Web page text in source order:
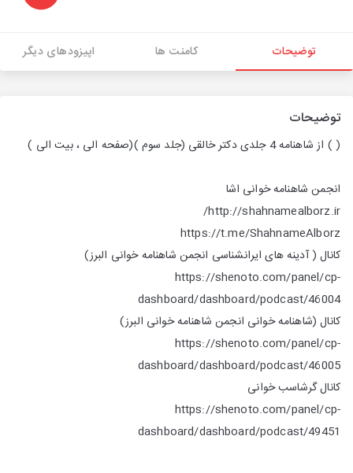
توضیحات کامنت ها اپیزودهای دیگر
توضیحات
( ) از شاهنامه 4 جلدی دکتر خالقی (جلد سوم )(صفحه الی ، بیت الی )
انجمن شاهنامه خوانی اشا
http://shahnamealborz.ir/
https://t.me/ShahnameAlborz
کانال ( آدینه های ایرانشناسی انجمن شاهنامه خوانی البرز)
https://shenoto.com/panel/cp-
dashboard/dashboard/podcast/46004
کانال (شاهنامه خوانی انجمن شاهنامه خوانی البرز)
https://shenoto.com/panel/cp-
dashboard/dashboard/podcast/46005
کانال گرشاسب خوانی
https://shenoto.com/panel/cp-
dashboard/dashboard/podcast/49451